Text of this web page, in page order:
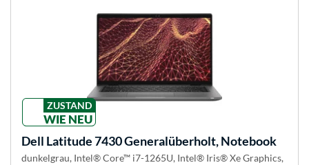
ZUSTAND
WIE NEU
Dell Latitude 7430 Generalüberholt, Notebook
dunkelgrau, Intel® Core™ i7-1265U, Intel® Iris® Xe Graphics,